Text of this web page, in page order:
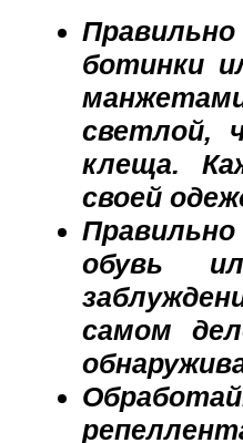
ботинки
светлой,
клеща.
своей
обувь
самом